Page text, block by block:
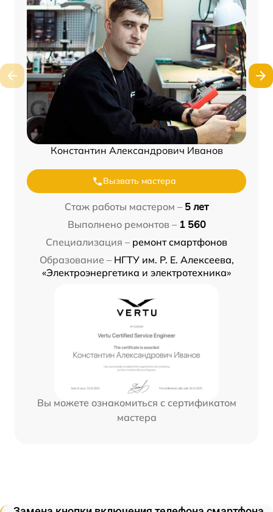
Константин Александрович Иванов
Вызвать мастера
Стаж работы мастером – 5 лет
Выполнено ремонтов – 1 560
Специализация – ремонт смартфонов
Образование – НГТУ им. Р. Е. Алексеева,
«Электроэнергетика и электротехника»
Вы можете ознакомиться с сертификатом
мастера